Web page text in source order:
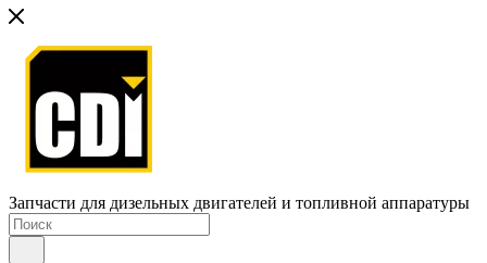
Запчасти для дизельных двигателей и топливной аппаратуры